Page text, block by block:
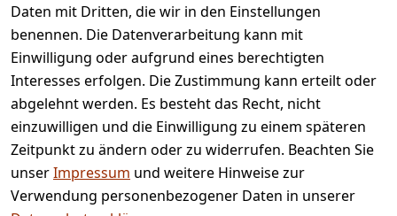
Daten mit Dritten, die wir in den Einstellungen
benennen. Die Datenverarbeitung kann mit
Einwilligung oder aufgrund eines berechtigten
Interesses erfolgen. Die Zustimmung kann erteilt oder
abgelehnt werden. Es besteht das Recht, nicht
einzuwilligen und die Einwilligung zu einem späteren
Zeitpunkt zu ändern oder zu widerrufen. Beachten Sie
unserImpressum und weitere Hinweise zur
Verwendung personenbezogener Daten in unserer
Impressum
Datenschutze
rklärung
Barrierefreihe
itserklärung
Widerrufsrec
ht
Registrieren
Retourenpo
rtal